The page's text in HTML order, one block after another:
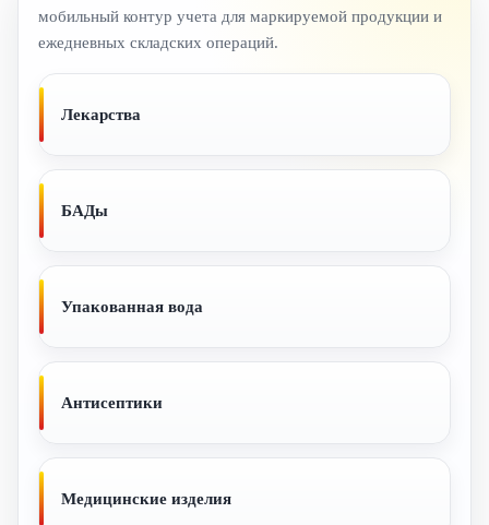
мобильный контур учета для маркируемой продукции и
ежедневных складских операций.
Лекарства
БАДы
Упакованная вода
Антисептики
Медицинские изделия